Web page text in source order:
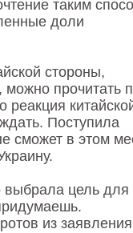
таким
доли
стороны,
можно прочитать
Поступила
сможет в этом
выбрала цель для
из